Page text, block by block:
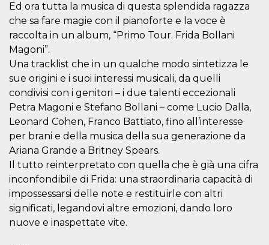
Ed ora tutta la musica di questa splendida ragazza
che sa fare magie con il pianoforte e la voce è
raccolta in un album, “Primo Tour. Frida Bollani
Magoni”.
Una tracklist che in un qualche modo sintetizza le
sue origini e i suoi interessi musicali, da quelli
condivisi con i genitori – i due talenti eccezionali
Petra Magoni e Stefano Bollani – come Lucio Dalla,
Leonard Cohen, Franco Battiato, fino all’interesse
per brani e della musica della sua generazione da
Ariana Grande a Britney Spears.
Il tutto reinterpretato con quella che è già una cifra
inconfondibile di Frida: una straordinaria capacità di
impossessarsi delle note e restituirle con altri
significati, legandovi altre emozioni, dando loro
nuove e inaspettate vite.
not the
browser has
cookies
enabled
PHPSESSID
by
applications
based on
the PHP
language.
This is a
purpose
identifier
used to
variables. It
is normally a
random
generated
number,
how it is